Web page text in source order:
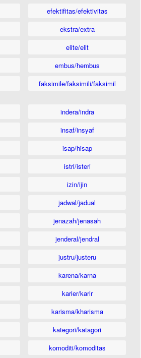
efektifitas/efektivitas
ekstra/extra
elite/elit
embus/hembus
faksimile/faksimili/faksimil
indera/indra
insaf/insyaf
isap/hisap
istri/isteri
izin/ijin
jadwal/jadual
jenazah/jenasah
jenderal/jendral
justru/justeru
karena/karna
karier/karir
karisma/kharisma
kategori/katagori
komoditi/komoditas